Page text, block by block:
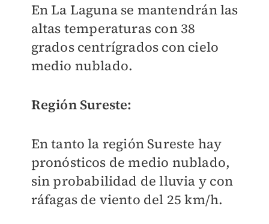
En La Laguna se mantendrán las
altas temperaturas con 38
grados centrígrados con cielo
medio nublado.
Región Sureste:
En tanto la región Sureste hay
pronósticos de medio nublado,
sin probabilidad de lluvia y con
ráfagas de viento del 25 km/h.